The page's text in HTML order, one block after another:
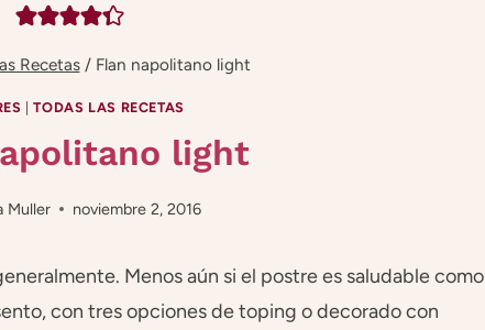
Recetas / Flan napolitano light
|TODAS LAS RECETAS
light
Muller noviembre 2, 2016
Menos aún si el postre es saludable como
con tres opciones de toping o decorado con